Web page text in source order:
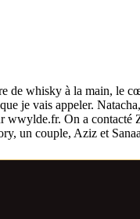
de whisky à la main, le
je vais appeler.
wwylde.fr. On a
un couple, Aziz et